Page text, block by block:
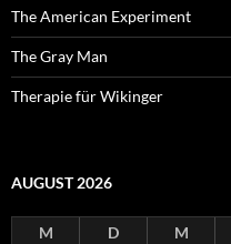
The American Experiment
The Gray Man
Therapie für Wikinger
AUGUST 2026
M D M